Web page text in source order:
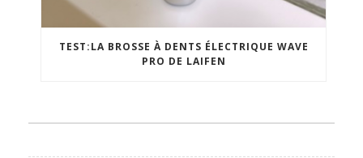
TEST:LA BROSSE À DENTS ÉLECTRIQUE WAVE
PRO DE LAIFEN